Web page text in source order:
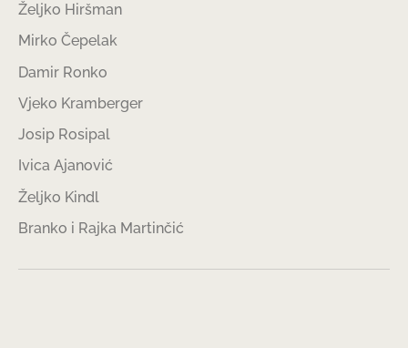
Željko Hiršman
Mirko Čepelak
Damir Ronko
Vjeko Kramberger
Josip Rosipal
Ivica Ajanović
Željko Kindl
Branko i Rajka Martinčić